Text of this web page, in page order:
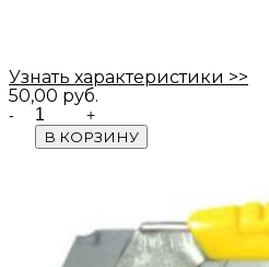
Узнать характеристики >>
50,00 руб.
Quantity
В КОРЗИНУ